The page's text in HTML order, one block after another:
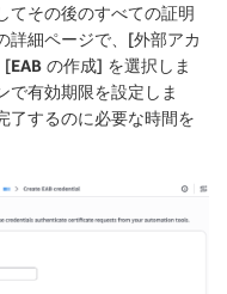
てその後のすべての証明
詳細ページで、[外部アカ
[EAB の作成] を選択しま
で有効期限を設定しま
了するのに必要な時間を